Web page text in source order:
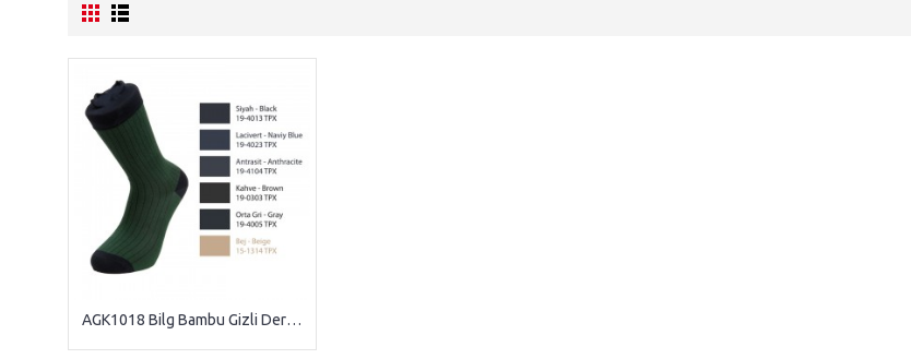
AGK1018 Bilg Bambu Gizli Derby Soket Dikişsiz Erkek Yazlık Çorap